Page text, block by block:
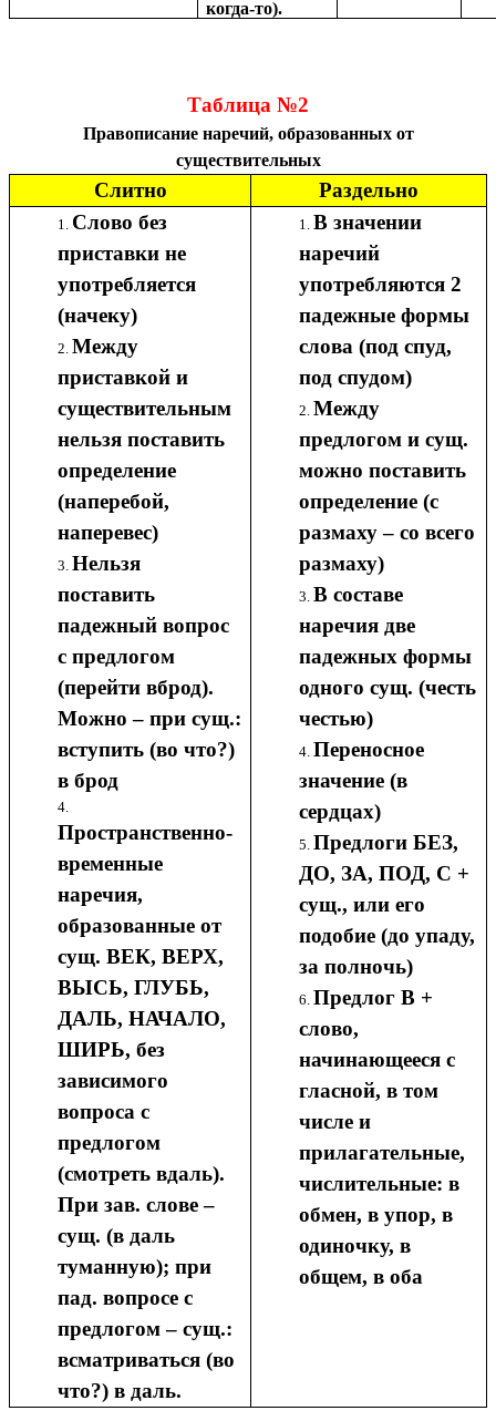
когда-то).
Таблица №2
Правописание наречий, образованных от
существительных
Слитно
Раздельно
Слово без
приставки не
употребляется
(начеку)
Между
приставкой и
существительным
нельзя поставить
определение
(наперебой,
наперевес)
Нельзя
поставить
падежный вопрос
с предлогом
(перейти вброд).
Можно – при сущ.:
вступить (во что?)
в брод
Пространственно-
временные
наречия,
образованные от
сущ. ВЕК, ВЕРХ,
ВЫСЬ, ГЛУБЬ,
ДАЛЬ, НАЧАЛО,
ШИРЬ, без
зависимого
вопроса с
предлогом
(смотреть вдаль).
При зав. слове –
сущ. (в даль
туманную); при
пад. вопросе с
предлогом – сущ.:
всматриваться (во
что?) в даль.
В значении
наречий
употребляются 2
падежные формы
слова (под спуд,
под спудом)
Между
предлогом и сущ.
можно поставить
определение (с
размаху – со всего
размаху)
В составе
наречия две
падежных формы
одного сущ. (честь
честью)
Переносное
значение (в
сердцах)
Предлоги БЕЗ,
ДО, ЗА, ПОД, С +
сущ., или его
подобие (до упаду,
за полночь)
Предлог В +
слово,
начинающееся с
гласной, в том
числе и
прилагательные,
числительные: в
обмен, в упор, в
одиночку, в
общем, в оба